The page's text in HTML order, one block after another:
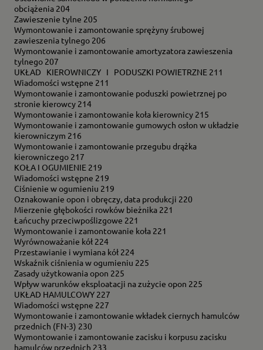
obciążenia 204
Zawieszenie tylne 205
Wymontowanie i zamontowanie sprężyny śrubowej
zawieszenia tylnego 206
Wymontowanie i zamontowanie amortyzatora zawieszenia
tylnego 207
UKŁAD KIEROWNICZY I PODUSZKI POWIETRZNE 211
Wiadomości wstępne 211
Wymontowanie i zamontowanie poduszki powietrznej po
stronie kierowcy 214
Wymontowanie i zamontowanie koła kierownicy 215
Wymontowanie i zamontowanie gumowych osłon w układzie
kierowniczym 216
Wymontowanie i zamontowanie przegubu drążka
kierowniczego 217
KOŁA I OGUMIENIE 219
Wiadomości wstępne 219
Ciśnienie w ogumieniu 219
Oznakowanie opon i obręczy, data produkcji 220
Mierzenie głębokości rowków bieżnika 221
Łańcuchy przeciwpoślizgowe 221
Wymontowanie i zamontowanie koła 221
Wyrównoważanie kół 224
Przestawianie i wymiana kół 224
Wskaźnik ciśnienia w ogumieniu 225
Zasady użytkowania opon 225
Wpływ warunków eksploatacji na zużycie opon 225
UKŁAD HAMULCOWY 227
Wiadomości wstępne 227
Wymontowanie i zamontowanie wkładek ciernych hamulców
przednich (FN-3) 230
Wymontowanie i zamontowanie zacisku i korpusu zacisku
hamulców przednich 233